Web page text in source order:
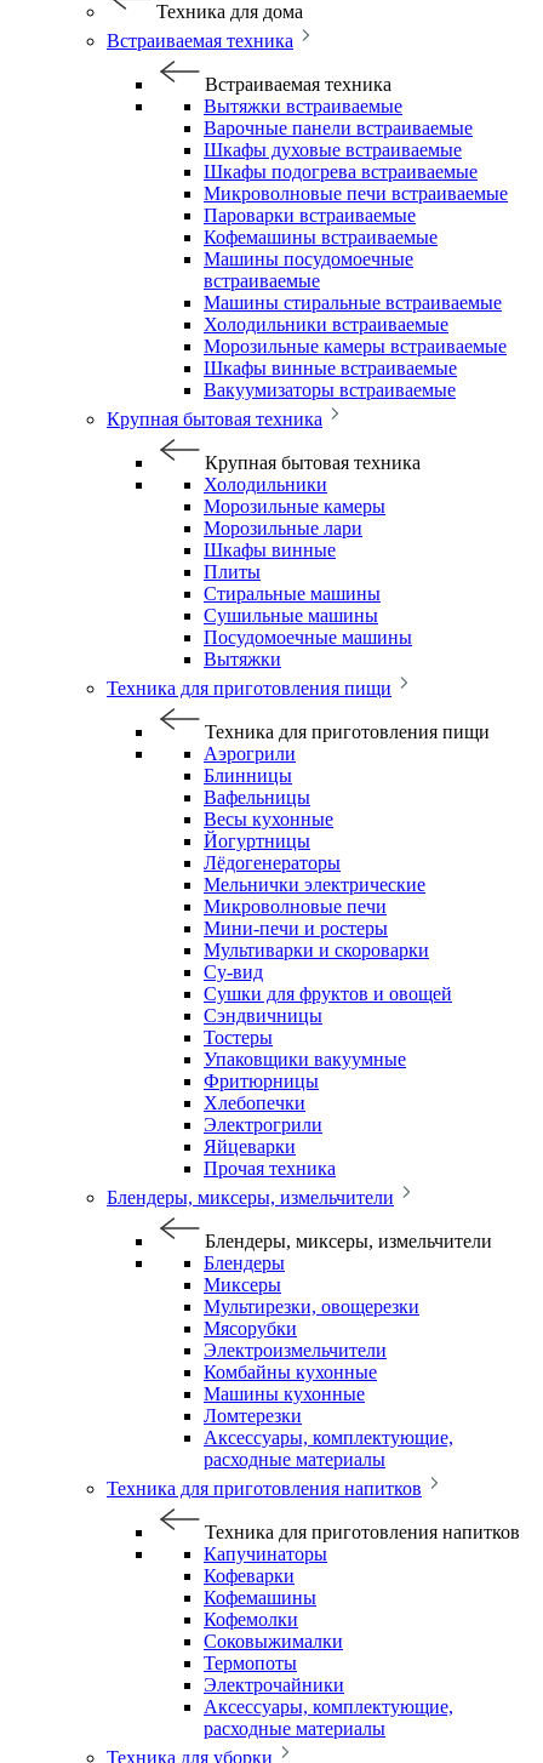
Техника для дома
Встраиваемая техника
Встраиваемая техника
Вытяжки встраиваемые
Варочные панели встраиваемые
Шкафы духовые встраиваемые
Шкафы подогрева встраиваемые
Микроволновые печи встраиваемые
Пароварки встраиваемые
Кофемашины встраиваемые
Машины посудомоечные
встраиваемые
Машины стиральные встраиваемые
Холодильники встраиваемые
Морозильные камеры встраиваемые
Шкафы винные встраиваемые
Вакуумизаторы встраиваемые
Крупная бытовая техника
Крупная бытовая техника
Холодильники
Морозильные камеры
Морозильные лари
Шкафы винные
Плиты
Стиральные машины
Сушильные машины
Посудомоечные машины
Вытяжки
Техника для приготовления пищи
Техника для приготовления пищи
Аэрогрили
Блинницы
Вафельницы
Весы кухонные
Йогуртницы
Лёдогенераторы
Мельнички электрические
Микроволновые печи
Мини-печи и ростеры
Мультиварки и скороварки
Су-вид
Сушки для фруктов и овощей
Сэндвичницы
Тостеры
Упаковщики вакуумные
Фритюрницы
Хлебопечки
Электрогрили
Яйцеварки
Прочая техника
Блендеры, миксеры, измельчители
Блендеры, миксеры, измельчители
Блендеры
Миксеры
Мультирезки, овощерезки
Мясорубки
Электроизмельчители
Комбайны кухонные
Машины кухонные
Ломтерезки
Аксессуары, комплектующие,
расходные материалы
Техника для приготовления напитков
Техника для приготовления напитков
Капучинаторы
Кофеварки
Кофемашины
Кофемолки
Соковыжималки
Термопоты
Электрочайники
Аксессуары, комплектующие,
расходные материалы
Техника для уборки